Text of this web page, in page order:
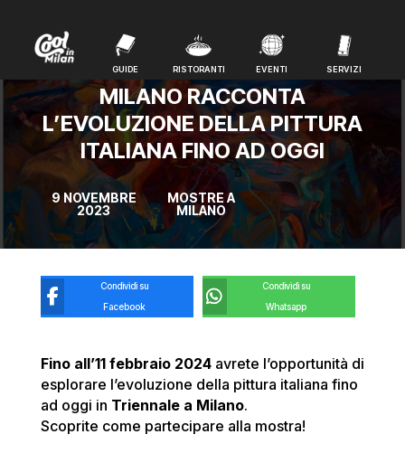
GUIDE RISTORANTI EVENTI SERVIZI
GUIDE RISTORANTI EVENTI SERVIZI
MILANO RACCONTA
L’EVOLUZIONE DELLA PITTURA
ITALIANA FINO AD OGGI
9 NOVEMBRE
2023
MOSTRE A
MILANO
Condividi su
Facebook
Condividi su
Whatsapp
Fino all’11 febbraio 2024avrete l’opportunità di
esplorare l’evoluzione della pittura italiana fino
ad oggi in Triennale a Milano.
Scoprite come partecipare alla mostra!